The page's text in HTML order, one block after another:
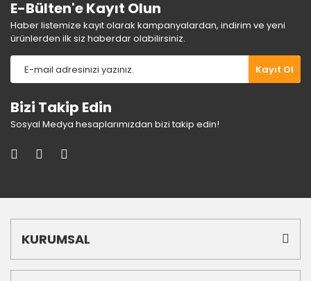
E-Bülten'e Kayıt Olun
Haber listemize kayıt olarak kampanyalardan, indirim ve yeni
ürünlerden ilk siz haberdar olabilirsiniz.
Kayıt Ol
Bizi Takip Edin
Sosyal Medya hesaplarımızdan bizi takip edin!
KURUMSAL